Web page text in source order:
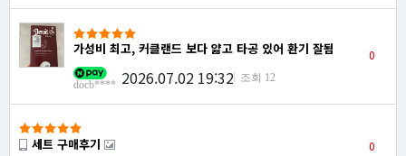
가성비 최고, 커클랜드 보다 얇고 타공 있어 환기 잘됨
docb**** 2026.07.02 19:32 조회 12
0
세트 구매후기 0